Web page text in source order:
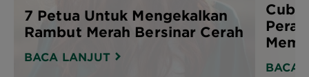
7 Petua Untuk Mengekalkan
Rambut Merah Bersinar Cerah
BACA LANJUT
Cuba
BACA